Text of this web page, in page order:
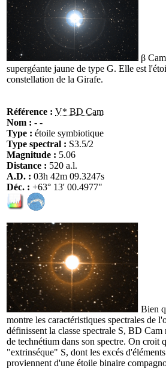
β
supergéante jaune de type G. Elle est
constellation de la Girafe.
Référence : V* BD Cam
Nom : - -
Type : étoile symbiotique
Type spectral : S3.5/2
Magnitude : 5.06
Distance : 520 a.l.
A.D. : 03h 42m 09.3247s
Déc. : +63° 13' 00.4977"
Bien
montre les caractéristiques spectrales de
définissent la classe spectrale S, BD
de technétium dans son spectre. On croit
"extrinséque" S, dont les excés
proviennent d'une étoile binaire